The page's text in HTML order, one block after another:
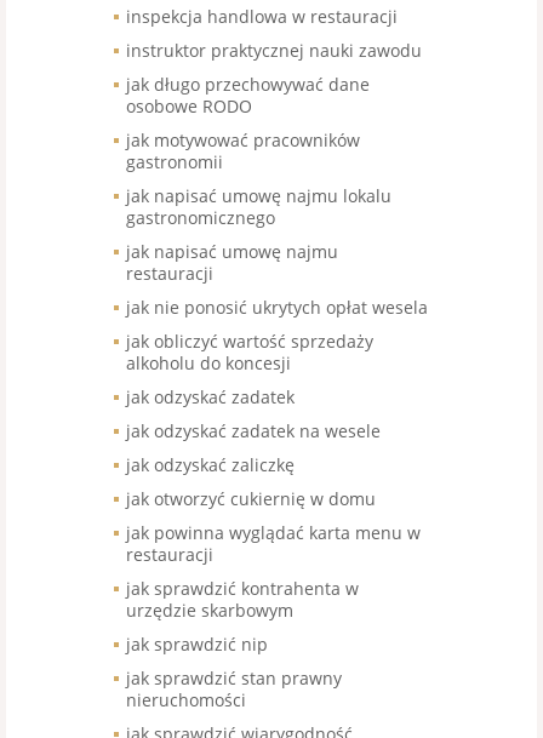
inspekcja handlowa w restauracji
instruktor praktycznej nauki zawodu
jak długo przechowywać dane
osobowe RODO
jak motywować pracowników
gastronomii
jak napisać umowę najmu lokalu
gastronomicznego
jak napisać umowę najmu
restauracji
jak nie ponosić ukrytych opłat wesela
jak obliczyć wartość sprzedaży
alkoholu do koncesji
jak odzyskać zadatek
jak odzyskać zadatek na wesele
jak odzyskać zaliczkę
jak otworzyć cukiernię w domu
jak powinna wyglądać karta menu w
restauracji
jak sprawdzić kontrahenta w
urzędzie skarbowym
jak sprawdzić nip
jak sprawdzić stan prawny
nieruchomości